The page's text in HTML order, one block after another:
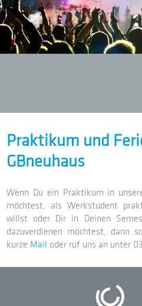
Praktikum und
GBneuhaus
Wenn Du ein Praktikum in
möchtest, als Werkstudent
willst oder Dir in Deinen
dazuverdienen möchtest, dann
kurze Mail oder ruf uns an unter